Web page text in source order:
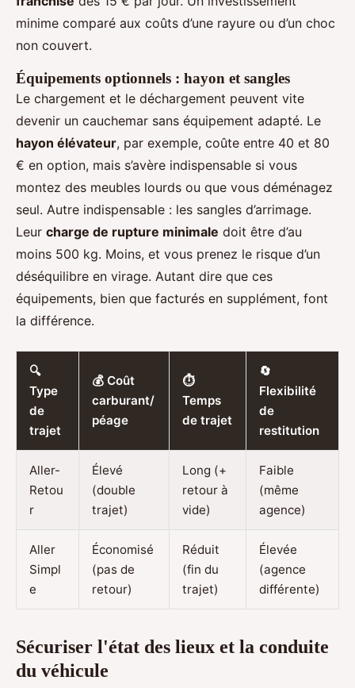
minime comparé aux coûts d’une rayure ou d’un choc
non couvert.
Équipements optionnels : hayon et sangles
Le chargement et le déchargement peuvent vite
devenir un cauchemar sans équipement adapté. Le
hayon élévateur, par exemple, coûte entre 40 et 80
€ en option, mais s’avère indispensable si vous
montez des meubles lourds ou que vous déménagez
seul. Autre indispensable : les sangles d’arrimage.
Leur charge de rupture minimale doit être d’au
moins 500 kg. Moins, et vous prenez le risque d’un
déséquilibre en virage. Autant dire que ces
équipements, bien que facturés en supplément, font
la différence.
🔍
Type
de
trajet
💰 Coût
carburant/
péage
⏱️
Temps
de trajet
🔄
Flexibilité
de
restitution
Aller-
Retou
r
Élevé
(double
trajet)
Long (+
retour à
vide)
Faible
(même
agence)
Aller
Simpl
e
Économisé
(pas de
retour)
Réduit
(fin du
trajet)
Élevée
(agence
différente)
Sécuriser l'état des lieux et la conduite
du véhicule